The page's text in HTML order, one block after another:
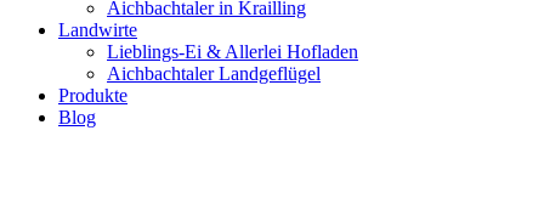
Aichbachtaler in Krailling
Landwirte
Lieblings-Ei & Allerlei Hofladen
Aichbachtaler Landgeflügel
Produkte
Blog